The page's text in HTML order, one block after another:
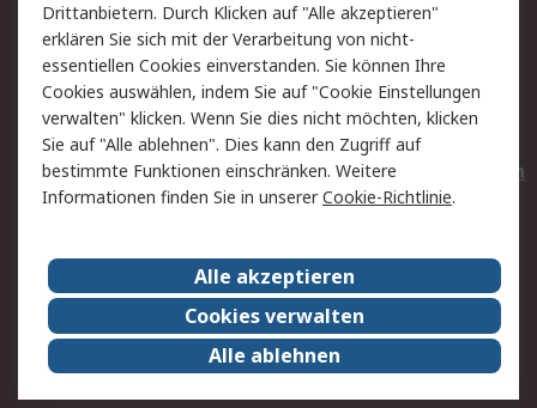
Rechtliches
AGB
Datenschutz
Cookie-Richtlinie
Zahlungsbedingungen
Copyright/Impressum
Entsorgung
Elektrogeräte/Batterien
RS weltweit
Karriere bei RS
Nachhaltigkeit
Qualität/Umwelt/ZertifikatePresse-Center
Event-Center
Drittanbietern. Durch Klicken auf "Alle akzeptieren"
erklären Sie sich mit der Verarbeitung von nicht-
essentiellen Cookies einverstanden. Sie können Ihre
Cookies auswählen, indem Sie auf "Cookie Einstellungen
verwalten" klicken. Wenn Sie dies nicht möchten, klicken
Sie auf "Alle ablehnen". Dies kann den Zugriff auf
bestimmte Funktionen einschränken. Weitere
Informationen finden Sie in unsererCookie-Richtlinie.
Alle akzeptieren
Cookies verwalten
Alle ablehnen